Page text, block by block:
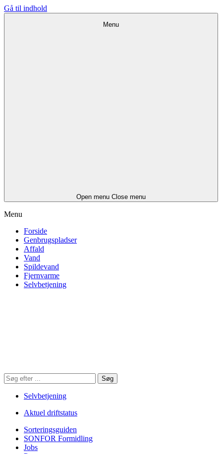
Gå til indhold
Menu
Open menu Close menu
Menu
Forside
Genbrugspladser
Affald
Vand
Spildevand
Fjernvarme
Selvbetjening
Søg
på
hjemmesiden
Søg
Selvbetjening
Aktuel driftstatus
Sorteringsguiden
SONFOR Formidling
Jobs